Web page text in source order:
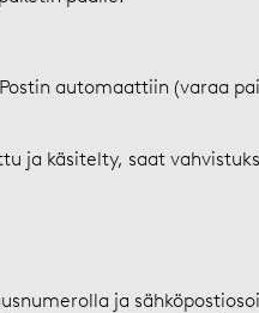
automaattiin (varaa
ja käsitelty, saat
ja